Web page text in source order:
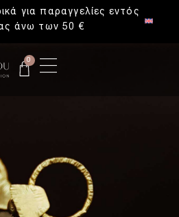
για παραγγελίες εντός
άνω των 50 €
0